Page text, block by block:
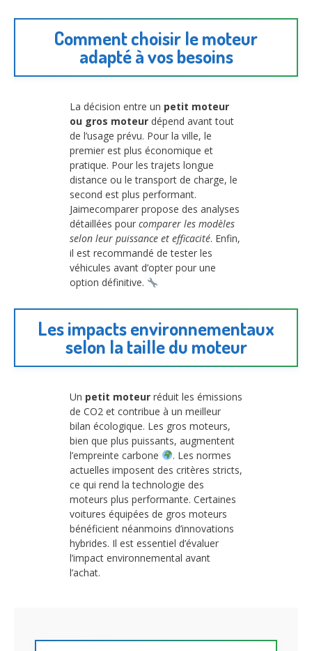
Comment choisir le moteur
adapté à vos besoins
La décision entre un petit moteur
ou gros moteur dépend avant tout
de l’usage prévu. Pour la ville, le
premier est plus économique et
pratique. Pour les trajets longue
distance ou le transport de charge, le
second est plus performant.
Jaimecomparer propose des analyses
détaillées pour comparer les modèles
selon leur puissance et efficacité. Enfin,
il est recommandé de tester les
véhicules avant d’opter pour une
option définitive.
Les impacts environnementaux
selon la taille du moteur
Un petit moteur réduit les émissions
de CO2 et contribue à un meilleur
bilan écologique. Les gros moteurs,
bien que plus puissants, augmentent
l’empreinte carbone
. Les normes
actuelles imposent des critères stricts,
ce qui rend la technologie des
moteurs plus performante. Certaines
voitures équipées de gros moteurs
bénéficient néanmoins d’innovations
hybrides. Il est essentiel d’évaluer
l’impact environnemental avant
l’achat.